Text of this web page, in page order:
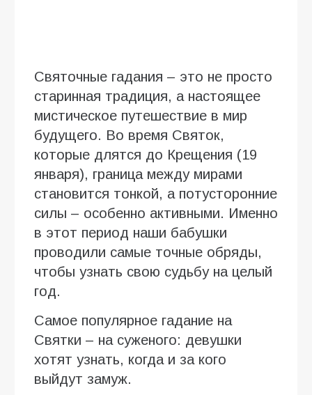
Святочные гадания – это не просто
старинная традиция, а настоящее
мистическое путешествие в мир
будущего. Во время Святок,
которые длятся до Крещения (19
января), граница между мирами
становится тонкой, а потусторонние
силы – особенно активными. Именно
в этот период наши бабушки
проводили самые точные обряды,
чтобы узнать свою судьбу на целый
год.
Самое популярное гадание на
Святки – на суженого: девушки
хотят узнать, когда и за кого
выйдут замуж.